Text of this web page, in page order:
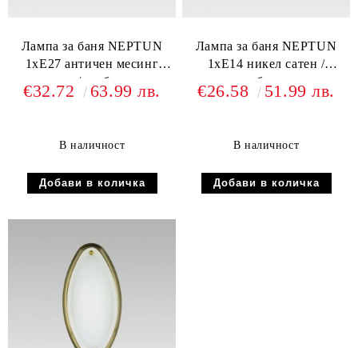
Лампа за баня NEPTUN
1xE27 античен месинг
сатен / алабастър
€32.72 63.99 лв.
В наличност
Лампа за баня NEPTUN
1xE14 никел сатен /
алабастър
€26.58 51.99 лв.
В наличност